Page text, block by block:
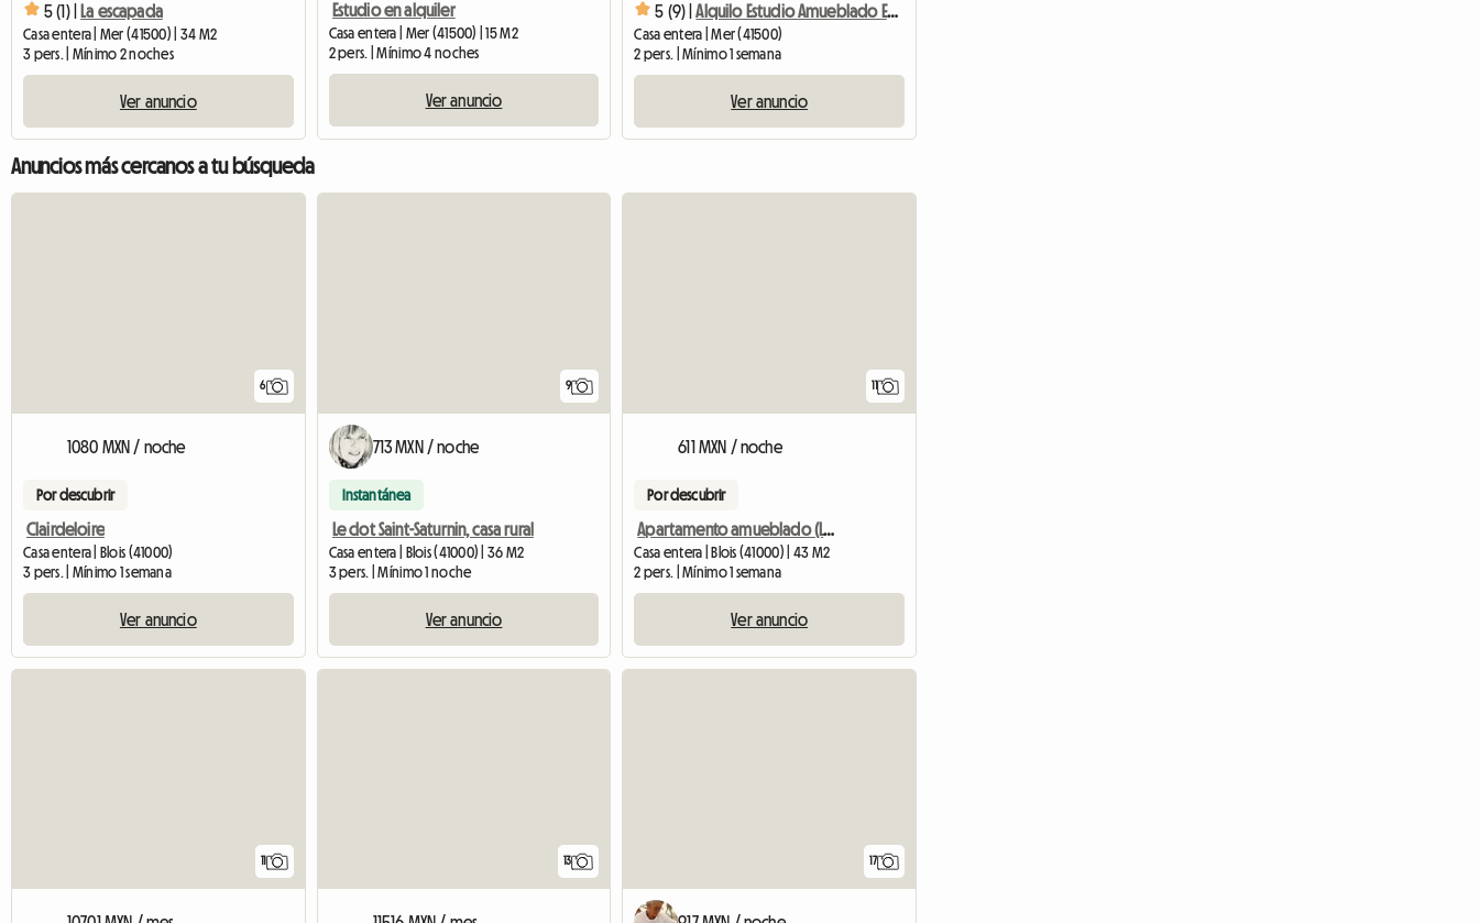
5 (1) | La escapada
Casa entera | Mer (41500) | 34 M2
3 pers. | Mínimo 2 noches
Ver anuncio
Estudio en alquiler
Casa entera | Mer (41500) | 15 M2
2 pers. | Mínimo 4 noches
Ver anuncio
5 (9) | Alquilo Estudio Amueblado En El 1er Piso
Casa entera | Mer (41500)
2 pers. | Mínimo 1 semana
Ver anuncio
Anuncios más cercanos a tu búsqueda
6
1080 MXN / noche
Por descubrir
Clairdeloire
Casa entera | Blois (41000)
3 pers. | Mínimo 1 semana
Ver anuncio
9
713 MXN / noche
Instantánea
Le clot Saint-Saturnin, casa rural
Casa entera | Blois (41000) | 36 M2
3 pers. | Mínimo 1 noche
Ver anuncio
11
611 MXN / noche
Por descubrir
Apartamento amueblado (Le Vegas) Centro Ciudad (Planta Baja 2) Blois
Casa entera | Blois (41000) | 43 M2
2 pers. | Mínimo 1 semana
Ver anuncio
11 13 17